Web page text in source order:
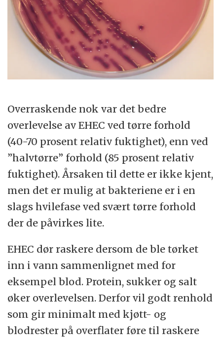
Overraskende nok var det bedre
overlevelse av EHEC ved tørre forhold
(40-70 prosent relativ fuktighet), enn ved
”halvtørre” forhold (85 prosent relativ
fuktighet). Årsaken til dette er ikke kjent,
men det er mulig at bakteriene er i en
slags hvilefase ved svært tørre forhold
der de påvirkes lite.
EHEC dør raskere dersom de ble tørket
inn i vann sammenlignet med for
eksempel blod. Protein, sukker og salt
øker overlevelsen. Derfor vil godt renhold
som gir minimalt med kjøtt- og
blodrester på overflater føre til raskere